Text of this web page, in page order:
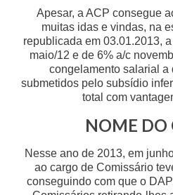
Apesar, a ACP consegue
muitas idas e vindas, na
republicada em 03.01.2013,
maio/12 e de 6% a/c
congelamento salarial a
submetidos pelo subsídio
total com
NOME DO
Nesse ano de 2013, em
ao cargo de Comissário
conseguindo com que o